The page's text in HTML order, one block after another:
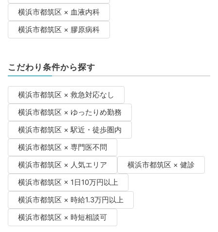
横浜市都筑区 × 血液内科
横浜市都筑区 × 膠原病科
こだわり条件から探す
横浜市都筑区 × 救急対応なし
横浜市都筑区 × ゆったりめ勤務
横浜市都筑区 × 駅近・徒歩圏内
横浜市都筑区 × 専門医不問
横浜市都筑区 × 人気エリア
横浜市都筑区 × 健診
横浜市都筑区 × 1日10万円以上
横浜市都筑区 × 時給1.3万円以上
横浜市都筑区 × 時短相談可